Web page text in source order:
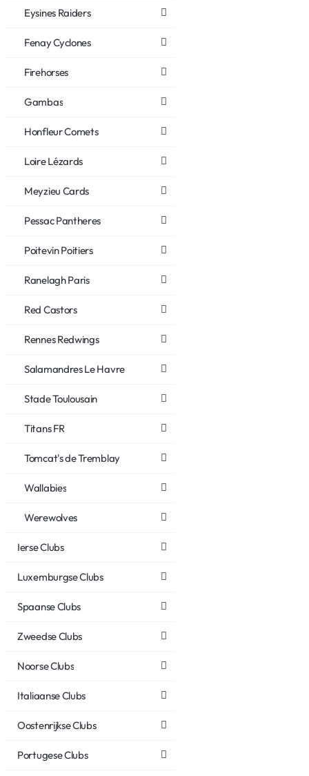
Eysines Raiders
Fenay Cyclones
Firehorses
Gambas
Honfleur Comets
Loire Lézards
Meyzieu Cards
Pessac Pantheres
Poitevin Poitiers
Ranelagh Paris
Red Castors
Rennes Redwings
Salamandres Le Havre
Stade Toulousain
Titans FR
Tomcat's de Tremblay
Wallabies
Werewolves
Ierse Clubs
Luxemburgse Clubs
Spaanse Clubs
Zweedse Clubs
Noorse Clubs
Italiaanse Clubs
Oostenrijkse Clubs
Portugese Clubs